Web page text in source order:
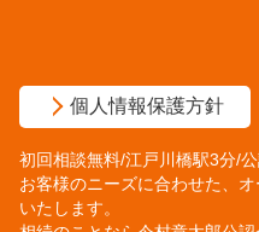
個人情報保護方針
初回相談無料/江戸川橋駅3分/
お客様のニーズに合わせた、
いたします。